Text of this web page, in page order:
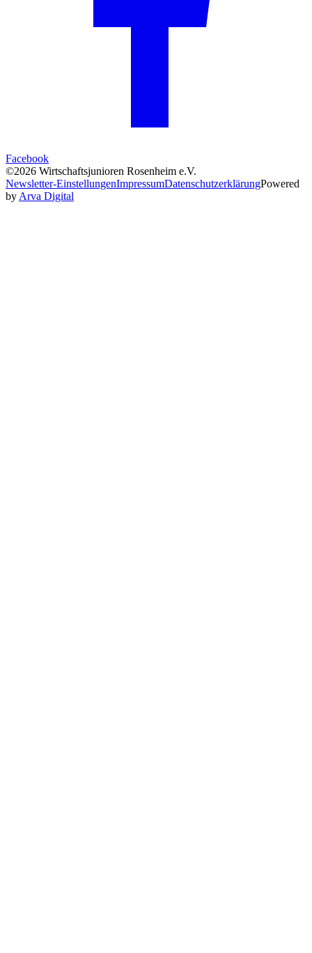
Facebook
©2026 Wirtschaftsjunioren Rosenheim e.V.
Newsletter-EinstellungenImpressumDatenschutzerklärungPowered
by Arva Digital